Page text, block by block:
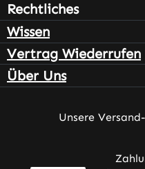
Rechtliches
Wissen
Vertrag Wiederrufen
Über Uns
Unsere